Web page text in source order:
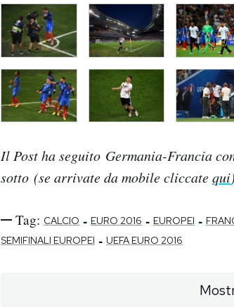
Il Post ha seguito Germania-Francia
sotto (se arrivate da mobile cliccatequi
Tag: CALCIO - EURO 2016 - EUROPEI -
SEMIFINALI EUROPEI - UEFA EURO 2016